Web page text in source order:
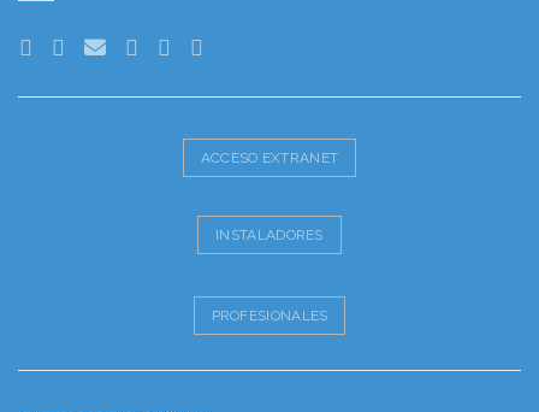
ACCESO EXTRANET
INSTALADORES
PROFESIONALES